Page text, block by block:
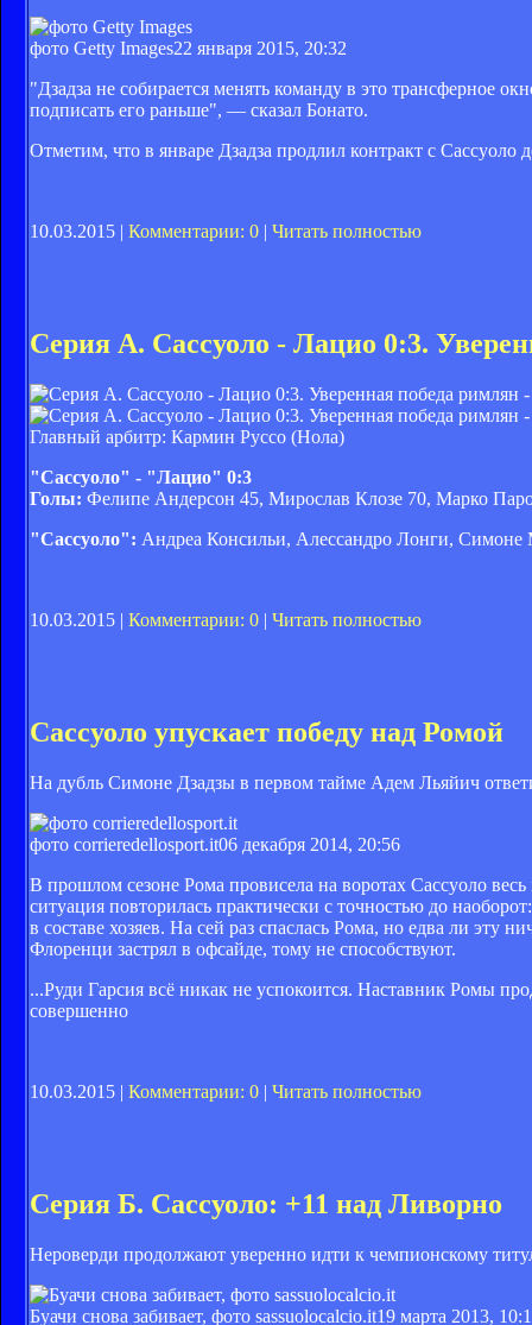
фото Getty Images22 января 2015, 20:32
"Дзадза не собирается менять команду в это трансферное
подписать его раньше", — сказал Бонато.
Отметим, что в январе Дзадза продлил контракт с Сассуоло
10.03.2015 | Комментарии: 0 Читать полностью
Серия А. Сассуоло - Лацио 0:3.
Главный арбитр: Кармин Руссо (Нола)
"Сассуоло" - "Лацио" 0:3
Голы: Фелипе Андерсон 45, Мирослав Клозе 70, Марко
"Сассуоло": Андреа Консильи, Алессандро Лонги,
10.03.2015 | Комментарии: 0 | Читать полностью
Сассуоло упускает победу над Ромой
На дубль Симоне Дзадзы в первом тайме Адем Льяйич
фото corrieredellosport.it06 декабря 2014, 20:56
В прошлом сезоне Рома провисела на воротах Сассуоло
ситуация повторилась практически с точностью до
в составе хозяев. На сей раз спаслась Рома, но едва ли
Флоренци застрял в офсайде, тому не способствуют.
...Руди Гарсия всё никак не успокоится. Наставник Ромы
совершенно
10.03.2015 | Комментарии: 0 | Читать полностью
Серия Б. Сассуоло: +11 над Ливорно
Нероверди продолжают уверенно идти к чемпионскому
Буачи снова забивает, фото sassuolocalcio.it19 марта 2013,